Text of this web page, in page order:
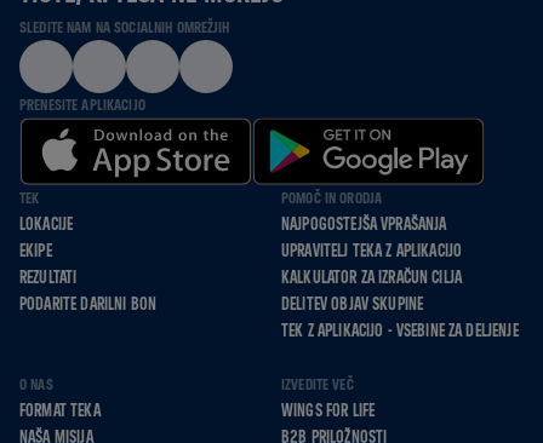
SLEDITE NAM NA SOCIALNIH OMREŽJIH
PRENESITE APLIKACIJO
TEK
LOKACIJE
EKIPE
REZULTATI
PODARITE DARILNI BON
POMOČ IN ORODJA
NAJPOGOSTEJŠA VPRAŠANJA
UPRAVITELJ TEKA Z APLIKACIJO
KALKULATOR ZA IZRAČUN CILJA
DELITEV OBJAV SKUPINE
TEK Z APLIKACIJO - VSEBINE ZA DELJENJE
O NAS
FORMAT TEKA
NAŠA MISIJA
IZVEDITE VEČ
WINGS FOR LIFE
B2B PRILOŽNOSTI